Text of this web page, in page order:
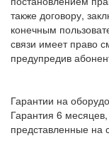
также договору,
конечным
связи имеет право
предупредив
Гарантии на
Гарантия 6
представленные на